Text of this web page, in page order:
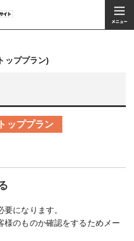
ッププラン)
ッププラン
になります。
様のものか確認をするためメー